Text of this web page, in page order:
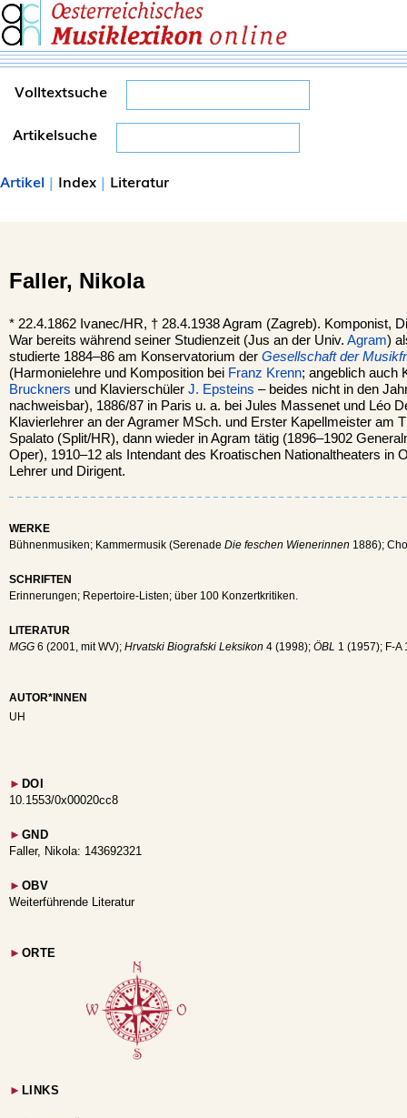
Volltextsuche
Artikelsuche
Artikel | Index | Literatur
Faller, Nikola
* 22.4.1862 Ivanec/HR, † 28.4.1938 Agram (Zagreb). Komponist,
War bereits während seiner Studienzeit (Jus an der Univ. Agram)
studierte 1884–86 am Konservatorium der Gesellschaft der
(Harmonielehre und Komposition bei Franz Krenn; angeblich auch
Bruckners und Klavierschüler J. Epsteins – beides nicht in den
nachweisbar), 1886/87 in Paris u. a. bei Jules Massenet und Léo
Klavierlehrer an der Agramer MSch. und Erster Kapellmeister am
Spalato (Split/HR), dann wieder in Agram tätig (1896–1902
Oper), 1910–12 als Intendant des Kroatischen Nationaltheaters in
Lehrer und Dirigent.
WERKE
Bühnenmusiken; Kammermusik (Serenade Die feschen Wienerinnen 1886);
SCHRIFTEN
Erinnerungen; Repertoire-Listen; über 100 Konzertkritiken.
LITERATUR
MGG 6 (2001, mit WV); Hrvatski Biografski Leksikon 4 (1998); ÖBL 1 (1957); F-A
AUTOR*INNEN
UH
► DOI
10.1553/0x00020cc8
► GND
Faller, Nikola: 143692321
► OBV
Weiterführende Literatur
► ORTE
► LINKS